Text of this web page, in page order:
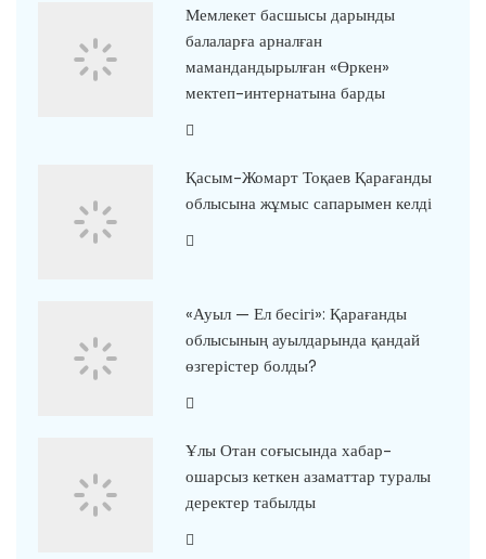
Мемлекет басшысы дарынды
балаларға арналған
мамандандырылған «Өркен»
мектеп-интернатына барды
Қасым-Жомарт Тоқаев Қарағанды
облысына жұмыс сапарымен келді
«Ауыл — Ел бесігі»: Қарағанды
облысының ауылдарында қандай
өзгерістер болды?
Ұлы Отан соғысында хабар-
ошарсыз кеткен азаматтар туралы
деректер табылды